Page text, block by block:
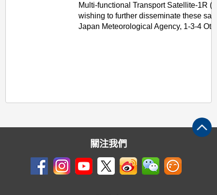
Multi-functional Transport Satellite-1R
wishing to further disseminate these
Japan Meteorological Agency, 1-3-4
關注我們